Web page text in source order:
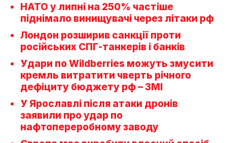
НАТО у липні на 250% частіше
піднімало винищувачі через літаки рф
Лондон розширив санкції проти
російських СПГ-танкерів і банків
Удари по Wildberries можуть змусити
кремль витратити чверть річного
дефіциту бюджету рф – ЗМІ
У Ярославлі після атаки дронів
заявили про удар по
нафтопереробному заводу